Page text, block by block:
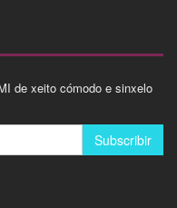
de xeito cómodo e sinxelo
Subscribir